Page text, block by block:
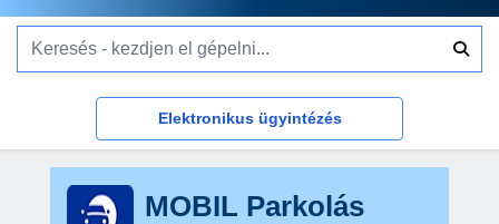
Elektronikus ügyintézés
MOBIL Parkolás